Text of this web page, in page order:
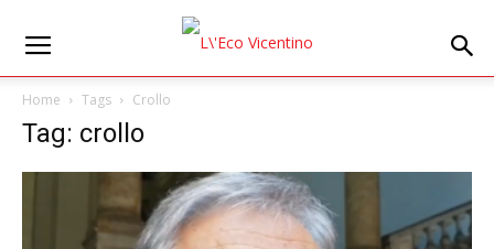
Home Tags Crollo
Tag: crollo